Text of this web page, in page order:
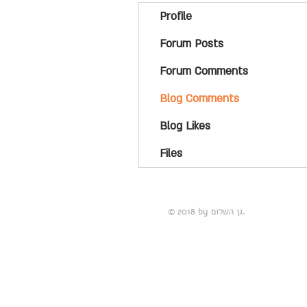
Profile
Forum Posts
Forum Comments
Blog Comments
Blog Likes
Files
© 2018 by גן השלום.